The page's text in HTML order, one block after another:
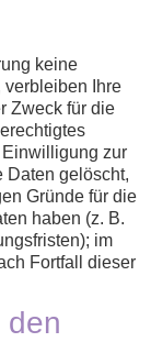
keine
Ihre
Zweck für die
zur
Daten gelöscht,
Gründe für die
haben (z. B.
im
Fortfall dieser
den